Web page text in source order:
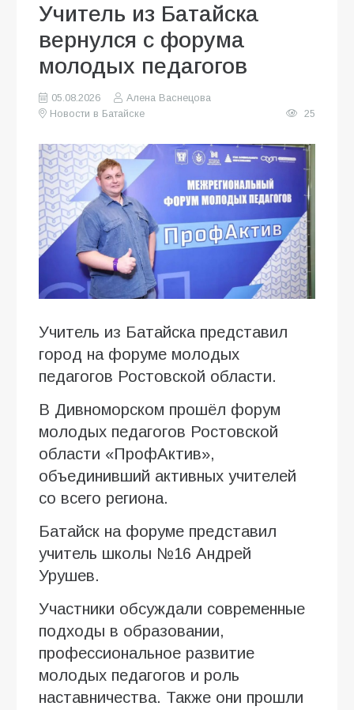
Учитель из Батайска
вернулся с форума
молодых педагогов
05.08.2026
Алена Васнецова
Новости в Батайске
25
Учитель из Батайска представил
город на форуме молодых
педагогов Ростовской области.
В Дивноморском прошёл форум
молодых педагогов Ростовской
области «ПрофАктив»,
объединивший активных учителей
со всего региона.
Батайск на форуме представил
учитель школы №16 Андрей
Урушев.
Участники обсуждали современные
подходы в образовании,
профессиональное развитие
молодых педагогов и роль
наставничества. Также они прошли